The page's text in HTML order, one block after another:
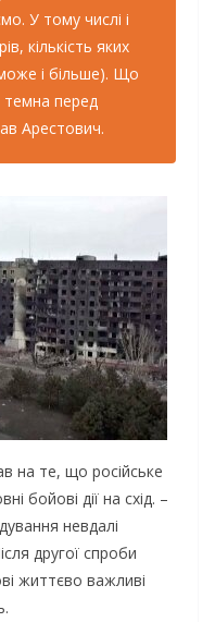
У тому числі і
кількість яких
і більше). Що
перед
Арестович.
на те, що російське
бойові дії на схід. –
невдалі
другої спроби
життєво важливі